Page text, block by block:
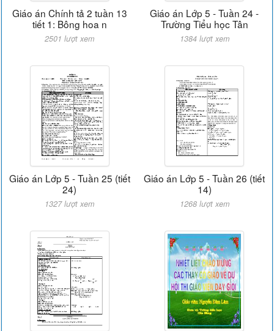
Giáo án Chính tả 2 tuần 13
tiết 1: Bông hoa n
2501 lượt xem
Giáo án Lớp 5 - Tuần 24 -
Trường Tiểu học Tân
1384 lượt xem
Giáo án Lớp 5 - Tuần 25 (tiết
24)
1327 lượt xem
Giáo án Lớp 5 - Tuần 26 (tiết
14)
1268 lượt xem